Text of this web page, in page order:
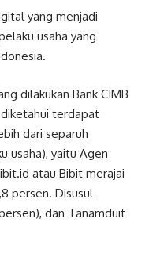
yang menjadi
usaha yang
dilakukan Bank CIMB
terdapat
dari separuh
usaha), yaitu Agen
atau Bibit merajai
persen. Disusul
dan Tanamduit